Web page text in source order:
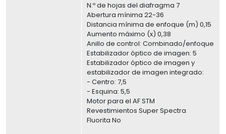
N.º de hojas del diafragma 7
Abertura mínima 22-36
Distancia mínima de enfoque (m) 0,15
Aumento máximo (x) 0,38
Anillo de control: Combinado/enfoque
Estabilizador óptico de imagen: 5
Estabilizador óptico de imagen y
estabilizador de imagen integrado:
- Centro: 7,5
- Esquina: 5,5
Motor para el AF STM
Revestimientos Super Spectra
Fluorita No